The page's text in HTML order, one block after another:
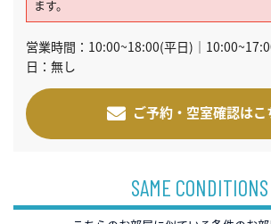
ます。
営業時間：10:00~18:00(平日)｜
日：無し
ご予約・空室確認はこ
SAME CONDITIONS